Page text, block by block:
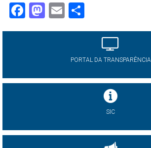
Facebook
Mastodon
Email
PORTAL DA TRANSPARÊNCIA
SIC